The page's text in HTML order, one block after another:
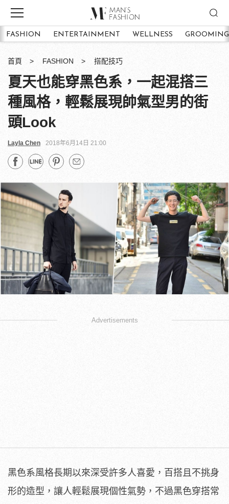
FASHION ENTERTAINMENT WELLNESS GROOMING
首頁 FASHION 搭配技巧
夏天也能穿黑色系，一起混搭三
種風格，輕鬆展現帥氣型男的街
頭Look
Layla Chen 2018年6月14日 21:00
Advertisements
黑色系風格長期以來深受許多人喜愛，百搭且不挑身
形的造型，讓人輕鬆展現個性氣勢，不過黑色穿搭常